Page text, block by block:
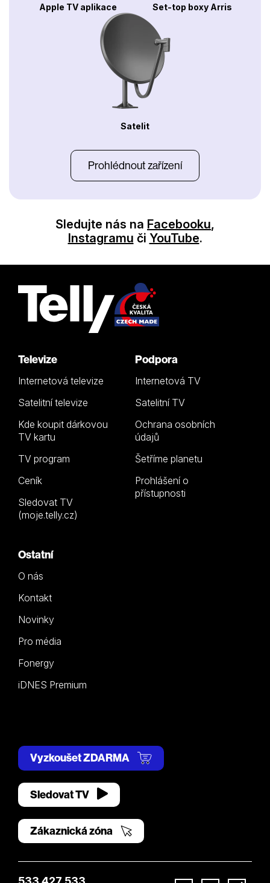
Apple TV aplikace Set-top boxy Arris
Satelit
Prohlédnout zařízení
Sledujte nás na Facebooku,
Instagramu či YouTube.
Televize
Internetová televize
Satelitní televize
Kde koupit dárkovou
TV kartu
TV program
Ceník
Sledovat TV
(moje.telly.cz)
Podpora
Internetová TV
Satelitní TV
Ochrana osobních
údajů
Šetříme planetu
Prohlášení o
přístupnosti
Ostatní
O nás
Kontakt
Novinky
Pro média
Fonergy
iDNES Premium
Vyzkoušet ZDARMA
Sledovat TV
Zákaznická zóna